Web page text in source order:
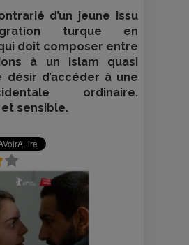
d’un jeune issu
turque en
doit composer entre
à un Islam quasi
d’accéder à une
ordinaire.
sensible.